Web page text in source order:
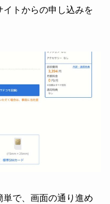
トからの申し込みを
で、画面の通り進め